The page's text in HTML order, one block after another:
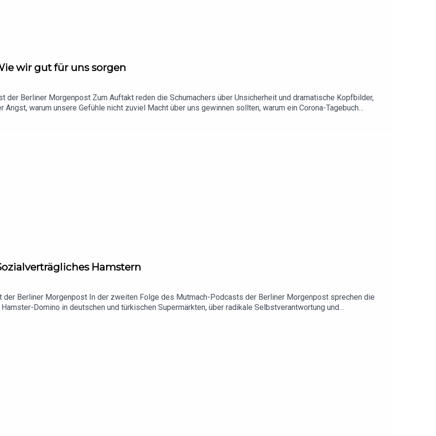
Spaß in den besten Jahren
und Gelassenheit (Reise zum guten Ort) unter
wir gut für uns sorgen
der Berliner Morgenpost Zum Auftakt reden die Schumachers über Unsicherheit und dramatische Kopfbilder,
Angst, warum unsere Gefühle nicht zuviel Macht über uns gewinnen sollten, warum ein Corona-Tagebuch
sind, wie wir Sicherheit und Optimismus gewinnen und warum nur ein starkes Individuum ein Gewinn für die
Hamstern
der Berliner Morgenpost In der zweiten Folge des Mutmach-Podcasts der Berliner Morgenpost sprechen die
Domino in deutschen und türkischen Supermärkten, über radikale Selbstverantwortung und
im Homeoffice, die einmalige Chance zum regelmäßigen Sport, Waldspaziergänge,
des Tages.